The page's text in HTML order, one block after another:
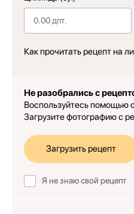
Как прочитать рецепт на
Не разобрались с
Воспользуйтесь помощью
Загрузите фотографию с
Загрузить рецепт
Я не знаю свой рецепт